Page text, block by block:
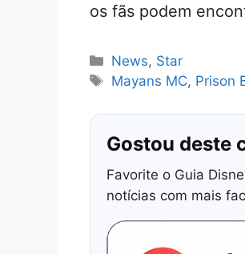
os fãs podem
Categorias
News, Star
Tags
Mayans MC, Prison
Gostou deste
Favorite o Guia
notícias com mais